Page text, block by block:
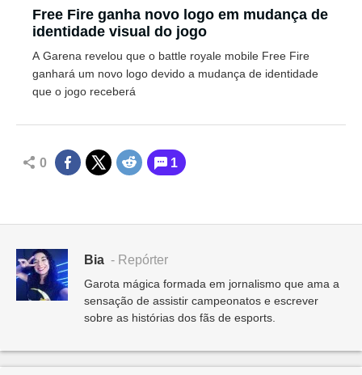
Free Fire ganha novo logo em mudança de
identidade visual do jogo
A Garena revelou que o battle royale mobile Free Fire
ganhará um novo logo devido a mudança de identidade
que o jogo receberá
0 1
Bia - Repórter
Garota mágica formada em jornalismo que ama a
sensação de assistir campeonatos e escrever
sobre as histórias dos fãs de esports.